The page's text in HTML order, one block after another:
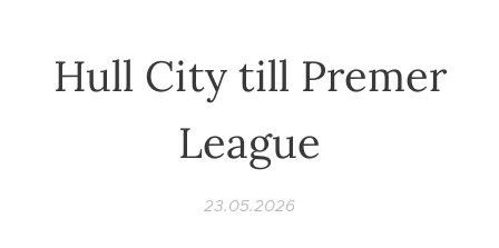
Hull City till Premer
League
23.05.2026